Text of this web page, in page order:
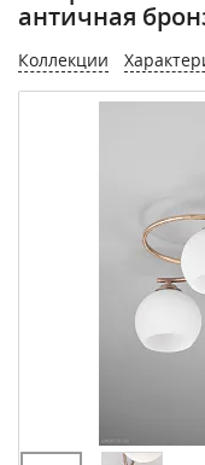
античная
Коллекции